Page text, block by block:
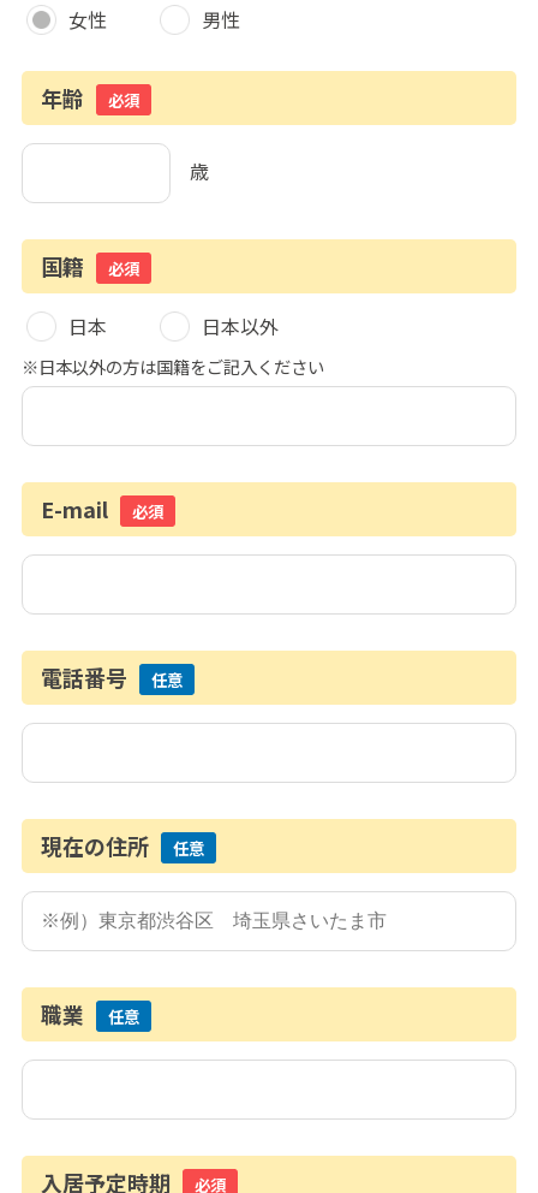
女性 男性
年齢 必須
歳
国籍 必須
日本 日本以外
※日本以外の方は国籍をご記入ください
E-mail 必須
電話番号 任意
現在の住所 任意
職業 任意
入居予定時期 必須